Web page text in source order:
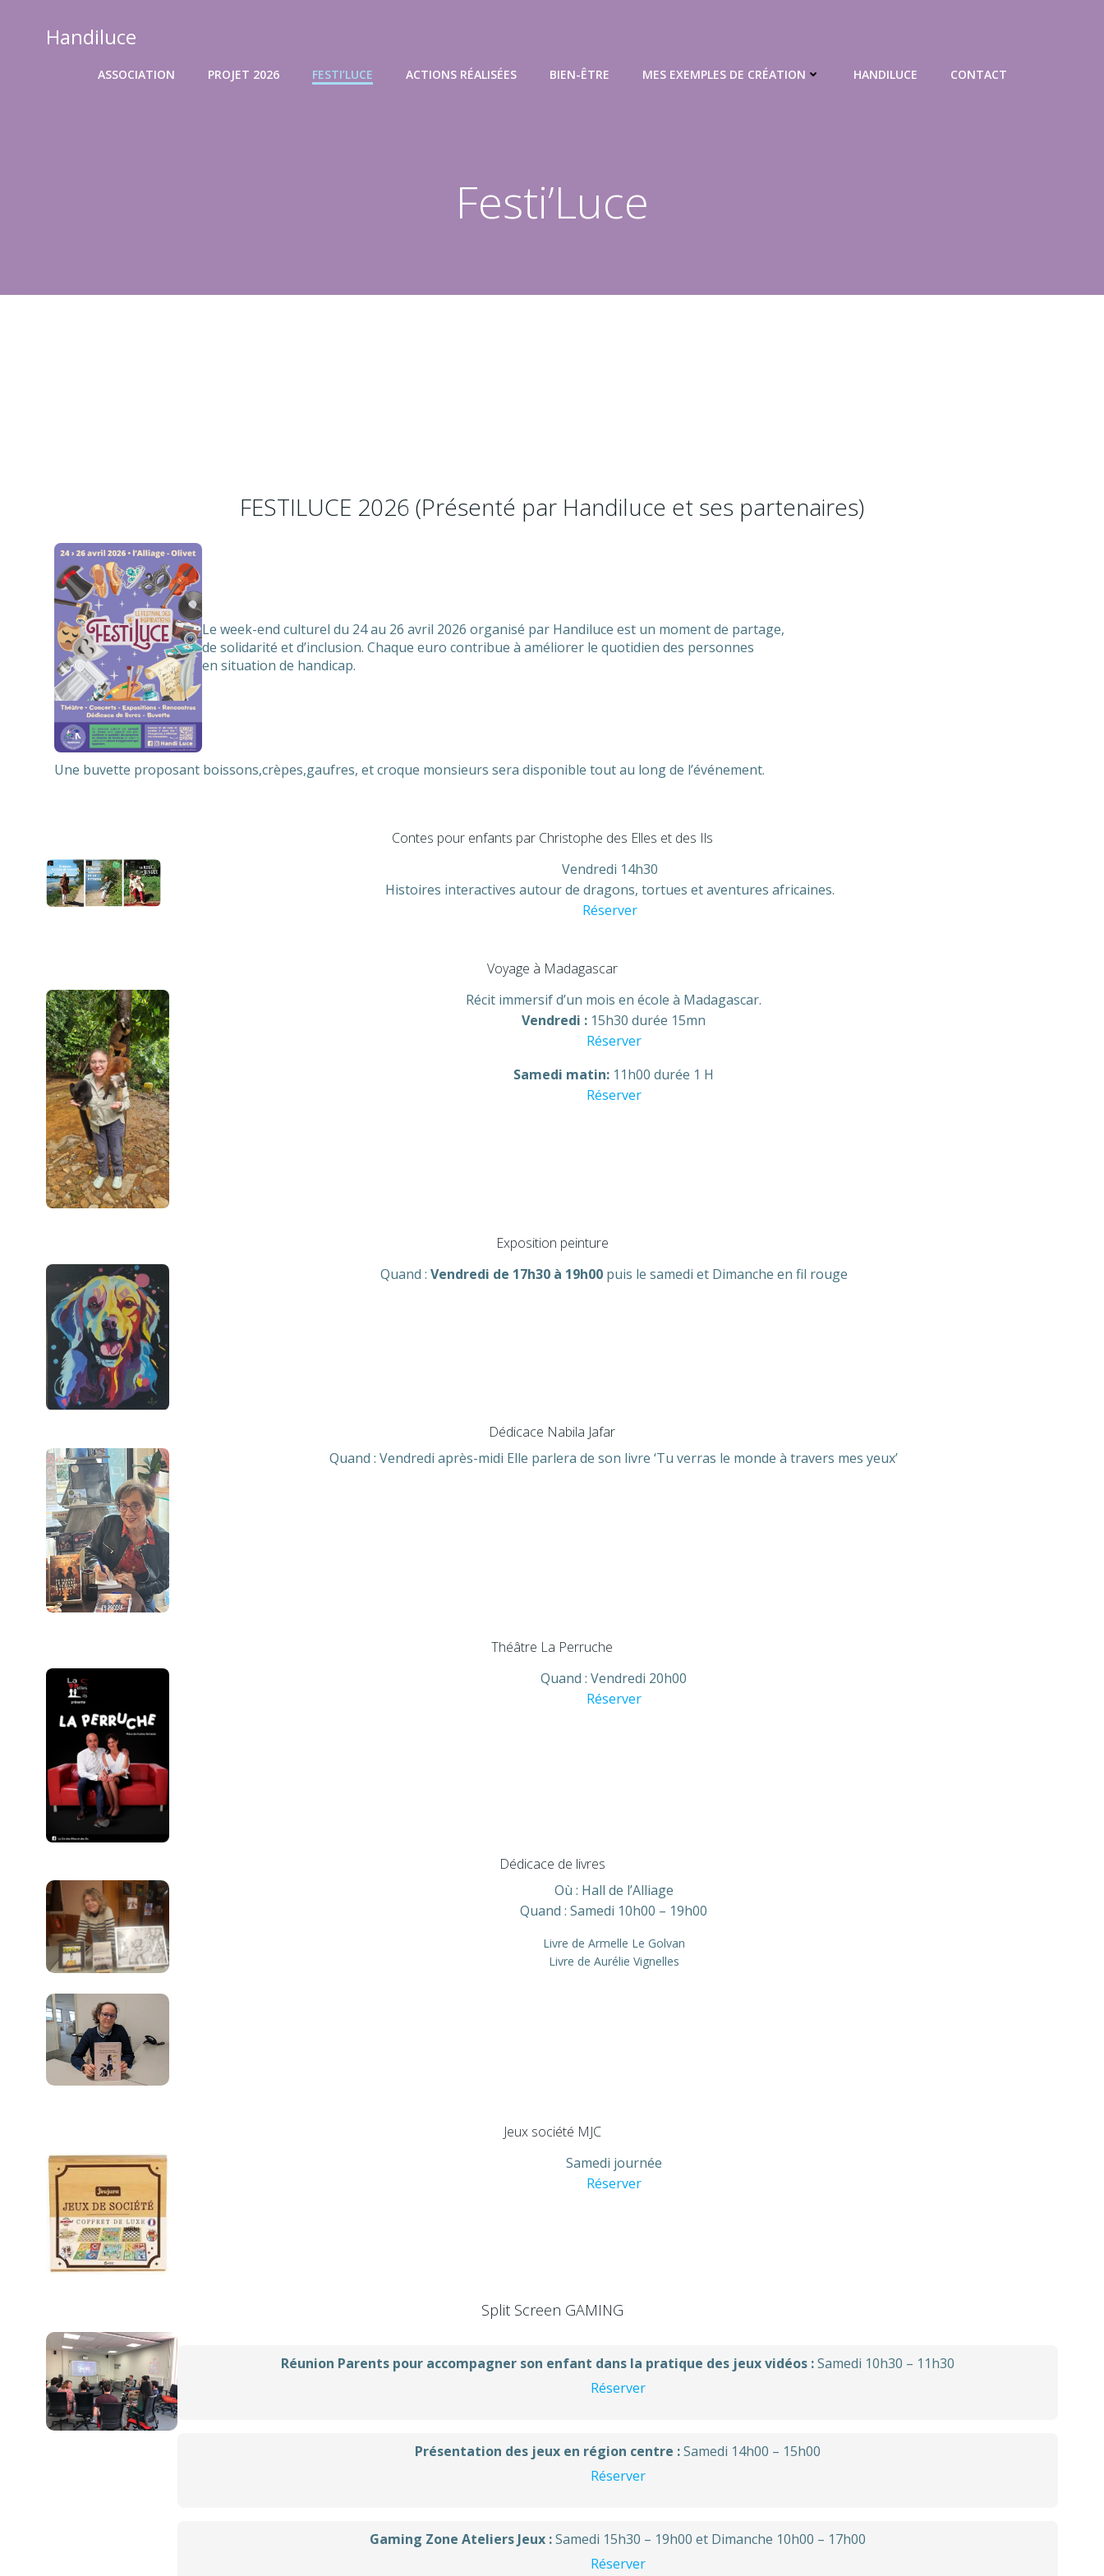
contenuHandiluce
ASSOCIATION PROJET 2026 FESTI’LUCE ACTIONS RÉALISÉES BIEN-ÊTRE MES EXEMPLES DE CRÉATION HANDILUCE CONTACT
Festi’Luce
FESTILUCE 2026 (Présenté par Handiluce et ses partenaires)
Le week-end culturel du 24 au 26 avril 2026 organisé par Handiluce est un moment de partage,
de solidarité et d’inclusion. Chaque euro contribue à améliorer le quotidien des personnes
en situation de handicap.
Une buvette proposant boissons,crèpes,gaufres, et croque monsieurs sera disponible tout au long de l’événement.
Contes pour enfants par Christophe des Elles et des Ils
Vendredi 14h30
Histoires interactives autour de dragons, tortues et aventures africaines.
Réserver
Voyage à Madagascar
Récit immersif d’un mois en école à Madagascar.
Vendredi : 15h30 durée 15mn
Réserver
Samedi matin: 11h00 durée 1 H
Réserver
Exposition peinture
Quand : Vendredi de 17h30 à 19h00puis le samedi et Dimanche en fil rouge
Dédicace Nabila Jafar
Quand : Vendredi après-midi Elle parlera de son livre ‘Tu verras le monde à travers mes yeux’
Théâtre La Perruche
Quand : Vendredi 20h00
Réserver
Dédicace de livres
Où : Hall de l’Alliage
Quand : Samedi 10h00 – 19h00
Livre de Armelle Le Golvan
Livre de Aurélie Vignelles
Jeux société MJC
Samedi journée
Réserver
Split Screen GAMING
Réunion Parents pour accompagner son enfant dans la pratique des jeux vidéos :Samedi 10h30 – 11h30
Réserver
Présentation des jeux en région centre :Samedi 14h00 – 15h00
Réserver
Gaming Zone Ateliers Jeux :Samedi 15h30 – 19h00 et Dimanche 10h00 – 17h00
Réserver